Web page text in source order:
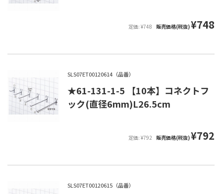
定価: ¥748 販売価格(税抜)¥748
SLS07ET00120614（品番）
★61-131-1-5 【10本】コネクトフ
ック(直径6mm)L26.5cm
定価: ¥792 販売価格(税抜)¥792
SLS07ET00120615（品番）